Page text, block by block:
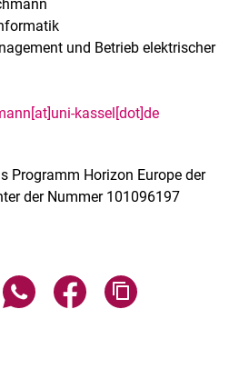
und Betrieb elektrischer
kassel[dot]de
Programm Horizon Europe der
der Nummer 101096197
über E-Mail teilen
Seite über WhatsApp teilen
Seite über Facebook